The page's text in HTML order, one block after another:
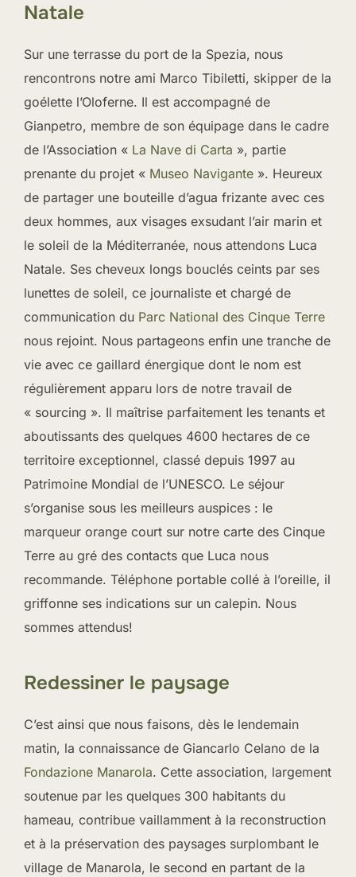
Natale
Sur une terrasse du port de la Spezia, nous
rencontrons notre ami Marco Tibiletti, skipper de la
goélette l’Oloferne. Il est accompagné de
Gianpetro, membre de son équipage dans le cadre
de l’Association « La Nave di Carta », partie
prenante du projet « Museo Navigante ». Heureux
de partager une bouteille d’agua frizante avec ces
deux hommes, aux visages exsudant l’air marin et
le soleil de la Méditerranée, nous attendons Luca
Natale. Ses cheveux longs bouclés ceints par ses
lunettes de soleil, ce journaliste et chargé de
communication du Parc National des Cinque Terre
nous rejoint. Nous partageons enfin une tranche de
vie avec ce gaillard énergique dont le nom est
régulièrement apparu lors de notre travail de
« sourcing ». Il maîtrise parfaitement les tenants et
aboutissants des quelques 4600 hectares de ce
territoire exceptionnel, classé depuis 1997 au
Patrimoine Mondial de l’UNESCO. Le séjour
s’organise sous les meilleurs auspices : le
marqueur orange court sur notre carte des Cinque
Terre au gré des contacts que Luca nous
recommande. Téléphone portable collé à l’oreille, il
griffonne ses indications sur un calepin. Nous
sommes attendus!
Redessiner le paysage
C’est ainsi que nous faisons, dès le lendemain
matin, la connaissance de Giancarlo Celano de la
Fondazione Manarola. Cette association, largement
soutenue par les quelques 300 habitants du
hameau, contribue vaillamment à la reconstruction
et à la préservation des paysages surplombant le
village de Manarola, le second en partant de la